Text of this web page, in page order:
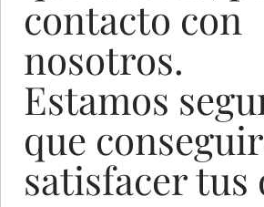
contacto con
nosotros.
Estamos
que
satisfacer tus